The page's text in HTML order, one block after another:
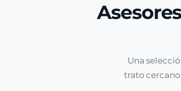
Una
trato cercano